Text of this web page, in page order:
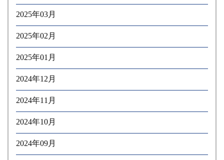
2025年03月
2025年02月
2025年01月
2024年12月
2024年11月
2024年10月
2024年09月